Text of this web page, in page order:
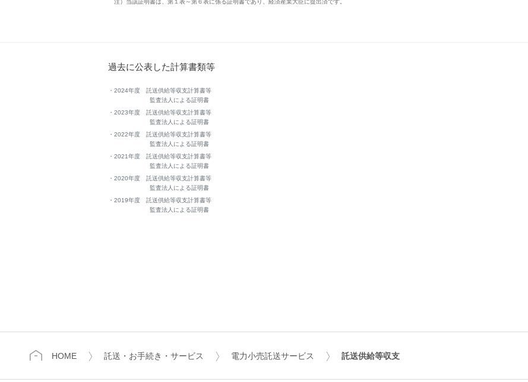
注）当該証明書は、第１表～第６表に係る証明書であり、経済産業大臣に提出済です。
過去に公表した計算書類等
2024年度 託送供給等収支計算書等
監査法人による証明書
2023年度 託送供給等収支計算書等
監査法人による証明書
2022年度 託送供給等収支計算書等
監査法人による証明書
2021年度 託送供給等収支計算書等
監査法人による証明書
2020年度 託送供給等収支計算書等
監査法人による証明書
2019年度 託送供給等収支計算書等
監査法人による証明書
HOME 託送・お手続き・サービス 電力小売託送サービス 託送供給等収支